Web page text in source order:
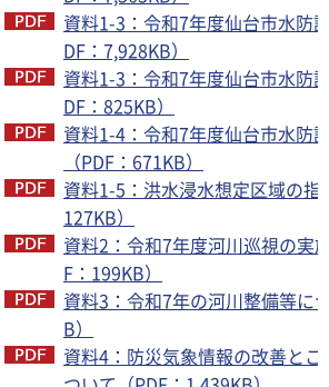
資料1-3：令和7年度仙台市水防
DF：7,928KB）
資料1-3：令和7年度仙台市水防
DF：825KB）
資料1-4：令和7年度仙台市水防
（PDF：671KB）
資料1-5：洪水浸水想定区域の指
127KB）
資料2：令和7年度河川巡視の実
F：199KB）
資料3：令和7年の河川整備等に
B）
資料4：防災気象情報の改善と